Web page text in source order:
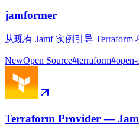
jamformer
从现有 Jamf 实例引导 Terraform
NewOpen Source#terraform#open-
Terraform Provider —